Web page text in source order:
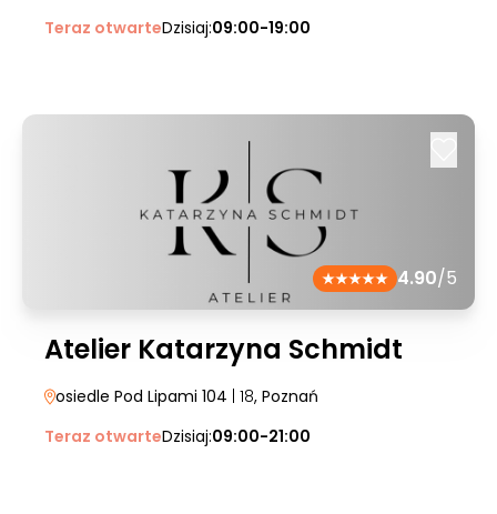
Teraz otwarteDzisiaj:09:00-19:00
4.90/5
Atelier Katarzyna Schmidt
osiedle Pod Lipami 104 | 18, Poznań
Teraz otwarteDzisiaj:09:00-21:00